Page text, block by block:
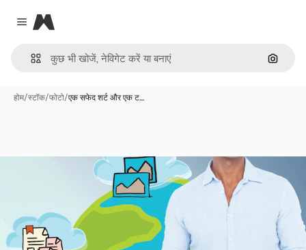
Close menu
Magnific
इमेज से
होम/स्टॉक/फोटो/एक सफेद शर्ट और एक ट…